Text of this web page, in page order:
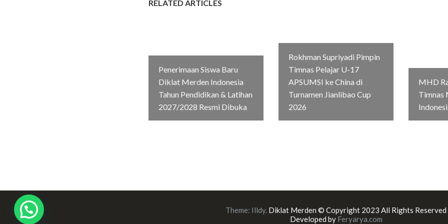
RELATED ARTICLES
Penerimaan Siswa Baru
Diklat Merden Indonesia
Tahun Pendidikan & Latihan
2027/2028 Resmi Dibuka
Rokhman Supriyadi Pimpin
Timnas Pelajar U-17
APSUMSI ke China di
Turnamen Jianlibao Cup
2026
MHD
Timnas
Theme: Illdy. Diklat Merden © Copyright 2023 All Rights Reserved
Developed by Feryarya.com